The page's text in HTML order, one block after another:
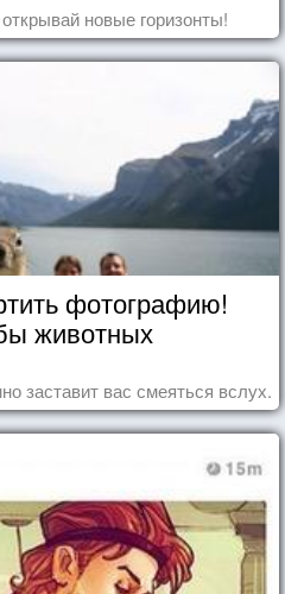
новые горизонты!
фотографию!
животных
заставит вас смеяться вслух.